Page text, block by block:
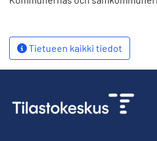
Tietueen kaikki tiedot